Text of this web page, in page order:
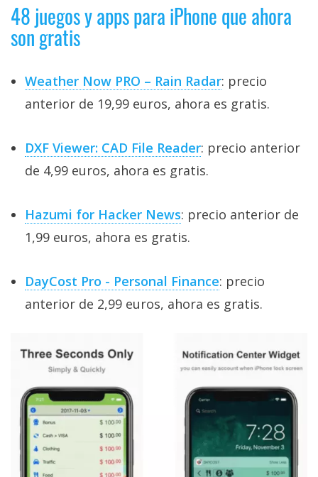
48 juegos y apps para iPhone que ahora
son gratis
Weather Now PRO – Rain Radar: precio
anterior de 19,99 euros, ahora es gratis.
DXF Viewer: CAD File Reader: precio anterior
de 4,99 euros, ahora es gratis.
Hazumi for Hacker News: precio anterior de
1,99 euros, ahora es gratis.
DayCost Pro - Personal Finance: precio
anterior de 2,99 euros, ahora es gratis.